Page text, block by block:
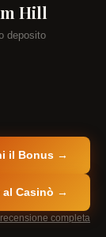
Hill
deposito
il Bonus →
al Casinò →
completa